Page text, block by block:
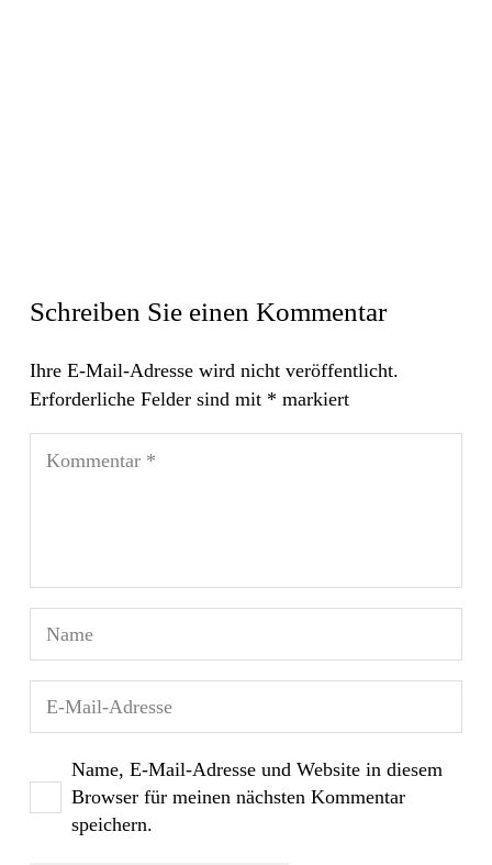
Schreiben Sie einen Kommentar
Ihre E-Mail-Adresse wird nicht veröffentlicht.
Erforderliche Felder sind mit * markiert
Name, E-Mail-Adresse und Website in diesem
Browser für meinen nächsten Kommentar
speichern.